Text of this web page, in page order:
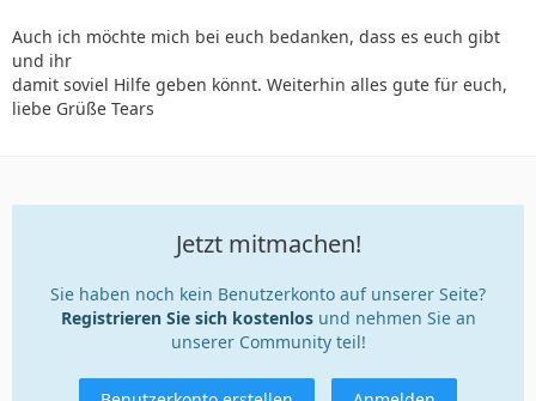
Auch ich möchte mich bei euch bedanken, dass es euch gibt
und ihr
damit soviel Hilfe geben könnt. Weiterhin alles gute für euch,
liebe Grüße Tears
Jetzt mitmachen!
Sie haben noch kein Benutzerkonto auf unserer Seite?
Registrieren Sie sich kostenlosund nehmen Sie an
unserer Community teil!